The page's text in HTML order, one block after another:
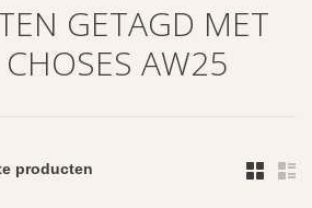
GETAGD MET
AW25